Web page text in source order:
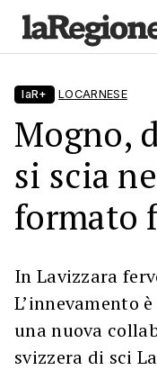
laR+ LOCARNESE
Mogno,
si scia
formato
In Lavizzara
L’innevamento
una nuova
svizzera di sci